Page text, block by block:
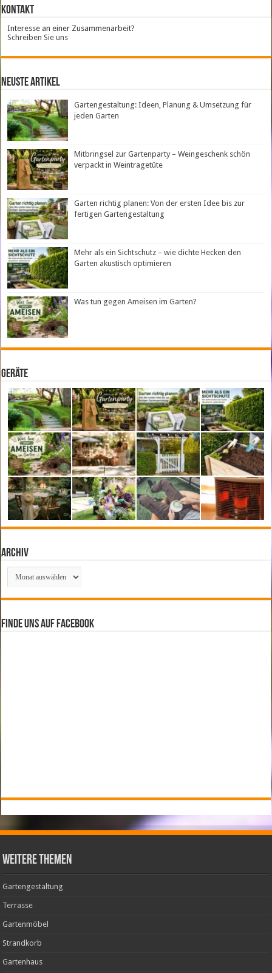
Kontakt
Interesse an einer Zusammenarbeit?
Schreiben Sie uns
neuste Artikel
Gartengestaltung: Ideen, Planung & Umsetzung für
jeden Garten
Mitbringsel zur Gartenparty – Weingeschenk schön
verpackt in Weintragetüte
Garten richtig planen: Von der ersten Idee bis zur
fertigen Gartengestaltung
Mehr als ein Sichtschutz – wie dichte Hecken den
Garten akustisch optimieren
Was tun gegen Ameisen im Garten?
Geräte
Archiv
Archiv
Finde uns auf Facebook
weitere Themen
Gartengestaltung
Terrasse
Gartenmöbel
Strandkorb
Gartenhaus